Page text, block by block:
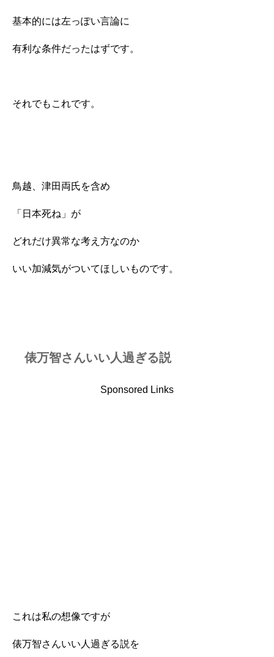
基本的には左っぽい言論に
有利な条件だったはずです。
それでもこれです。
鳥越、津田両氏を含め
「日本死ね」が
どれだけ異常な考え方なのか
いい加減気がついてほしいものです。
俵万智さんいい人過ぎる説
Sponsored Links
これは私の想像ですが
俵万智さんいい人過ぎる説を